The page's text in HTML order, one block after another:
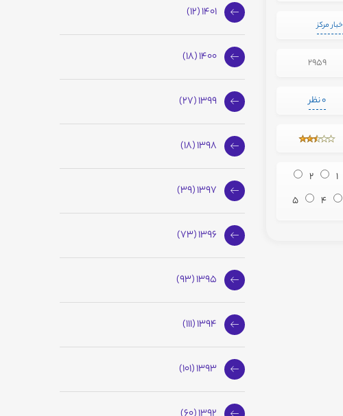
مرکز
2959
0 نظر
1
2
4
5
1401 (12)
1400 (18)
1399 (27)
1398 (18)
1397 (39)
1396 (73)
1395 (93)
1394 (111)
1393 (101)